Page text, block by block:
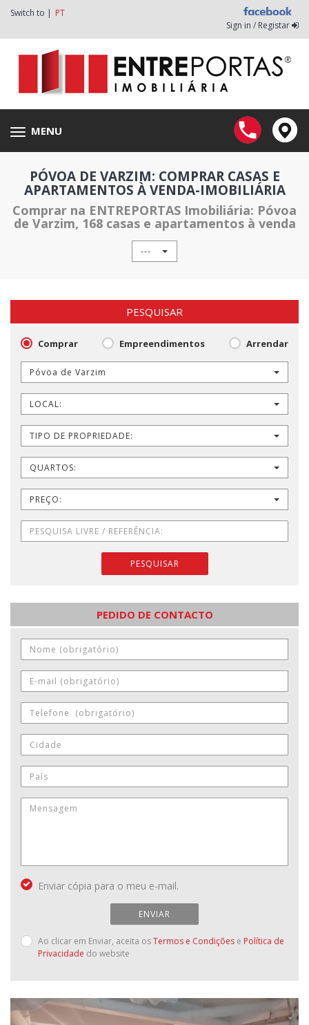
Switch to | PT
Sign in / Registar
Toggle
navigation
MENU
PÓVOA DE VARZIM: COMPRAR CASAS E
APARTAMENTOS À VENDA-IMOBILIÁRIA
Comprar na ENTREPORTAS Imobiliária: Póvoa
de Varzim, 168 casas e apartamentos à venda
---
PESQUISAR
Comprar Empreendimentos Arrendar
Póvoa de Varzim
LOCAL:
TIPO DE PROPRIEDADE:
QUARTOS:
PREÇO:
PESQUISAR
PEDIDO DE CONTACTO
Enviar cópia para o meu e-mail.
ENVIAR
Ao clicar em Enviar, aceita osTermos e Condições e Política de
Privacidade do website